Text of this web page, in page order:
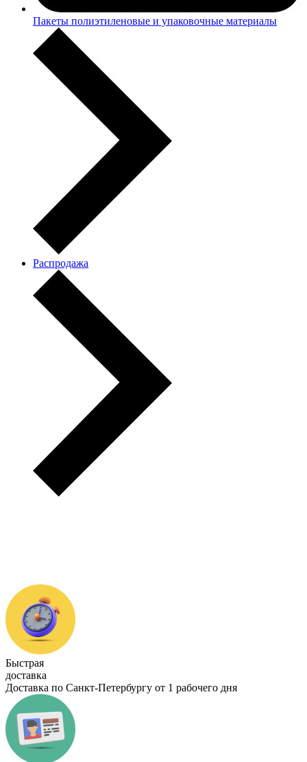
Пакеты полиэтиленовые и упаковочные материалы
Распродажа
Быстрая
доставка
Доставка по Санкт-Петербургу от 1 рабочего дня